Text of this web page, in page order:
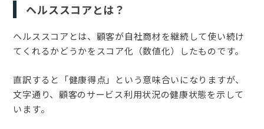
ヘルススコアとは？
ヘルススコアとは、顧客が自社商材を継続して使い続け
てくれるかどうかをスコア化（数値化）したものです。
直訳すると「健康得点」という意味合いになりますが、
文字通り、顧客のサービス利用状況の健康状態を示して
います。